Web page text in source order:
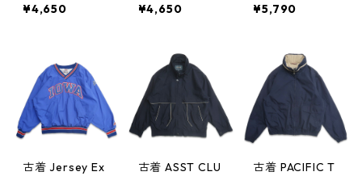
ウォームアップ
ケット 刺繍 チ
ェック 表記：X
L gd409012n
w60406
¥4,650
ス Vネック ウ
ャケット プル
オーバージャケ
ット チェック
袖刺繍 表記：
レディース L
gd409011n w6
¥4,650
プジャケット
ビー オリーブ
系 表記：L gd
409000n w60
404
¥5,790
古着 Jersey Ex
古着 ASST CLU
古着 PACIFIC T